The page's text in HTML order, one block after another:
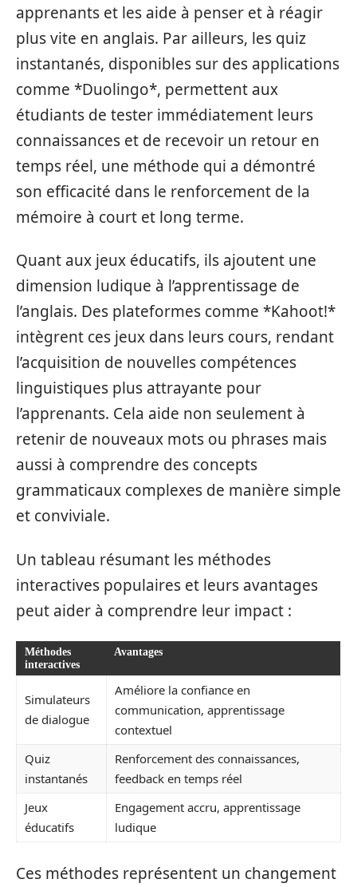
apprenants et les aide à penser et à réagir
plus vite en anglais. Par ailleurs, les quiz
instantanés, disponibles sur des applications
comme *Duolingo*, permettent aux
étudiants de tester immédiatement leurs
connaissances et de recevoir un retour en
temps réel, une méthode qui a démontré
son efficacité dans le renforcement de la
mémoire à court et long terme.
Quant aux jeux éducatifs, ils ajoutent une
dimension ludique à l’apprentissage de
l’anglais. Des plateformes comme *Kahoot!*
intègrent ces jeux dans leurs cours, rendant
l’acquisition de nouvelles compétences
linguistiques plus attrayante pour
l’apprenants. Cela aide non seulement à
retenir de nouveaux mots ou phrases mais
aussi à comprendre des concepts
grammaticaux complexes de manière simple
et conviviale.
Un tableau résumant les méthodes
interactives populaires et leurs avantages
peut aider à comprendre leur impact :
Méthodes
interactives
Avantages
Simulateurs
de dialogue
Améliore la confiance en
communication, apprentissage
contextuel
Quiz
instantanés
Renforcement des connaissances,
feedback en temps réel
Jeux
éducatifs
Engagement accru, apprentissage
ludique
Ces méthodes représentent un changement